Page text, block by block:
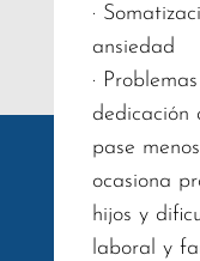
·
ansiedad
·
dedicación
pase
ocasiona
hijos y
laboral y